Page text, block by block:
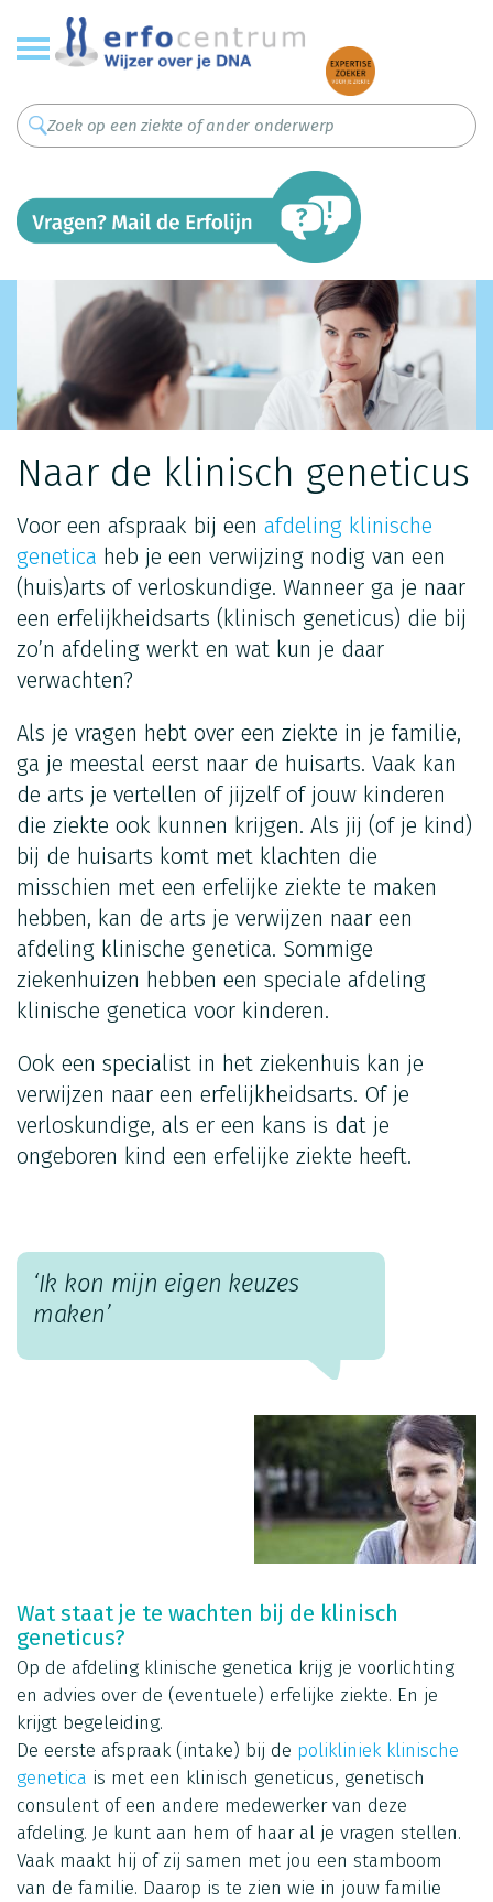
Overslaan
en
naar
inhoud
gaan
Naar de klinisch geneticus
Voor een afspraak bij een afdeling klinische
genetica heb je een verwijzing nodig van een
(huis)arts of verloskundige. Wanneer ga je naar
een erfelijkheidsarts (klinisch geneticus) die bij
zo’n afdeling werkt en wat kun je daar
verwachten?
Als je vragen hebt over een ziekte in je familie,
ga je meestal eerst naar de huisarts. Vaak kan
de arts je vertellen of jijzelf of jouw kinderen
die ziekte ook kunnen krijgen. Als jij (of je kind)
bij de huisarts komt met klachten die
misschien met een erfelijke ziekte te maken
hebben, kan de arts je verwijzen naar een
afdeling klinische genetica. Sommige
ziekenhuizen hebben een speciale afdeling
klinische genetica voor kinderen.
Ook een specialist in het ziekenhuis kan je
verwijzen naar een erfelijkheidsarts. Of je
verloskundige, als er een kans is dat je
ongeboren kind een erfelijke ziekte heeft.
‘Ik kon mijn eigen keuzes
maken’
Wat staat je te wachten bij de klinisch
geneticus?
Op de afdeling klinische genetica krijg je voorlichting
en advies over de (eventuele) erfelijke ziekte. En je
krijgt begeleiding.
De eerste afspraak (intake) bij de polikliniek klinische
genetica is met een klinisch geneticus, genetisch
consulent of een andere medewerker van deze
afdeling. Je kunt aan hem of haar al je vragen stellen.
Vaak maakt hij of zij samen met jou een stamboom
van de familie. Daarop is te zien wie in jouw familie